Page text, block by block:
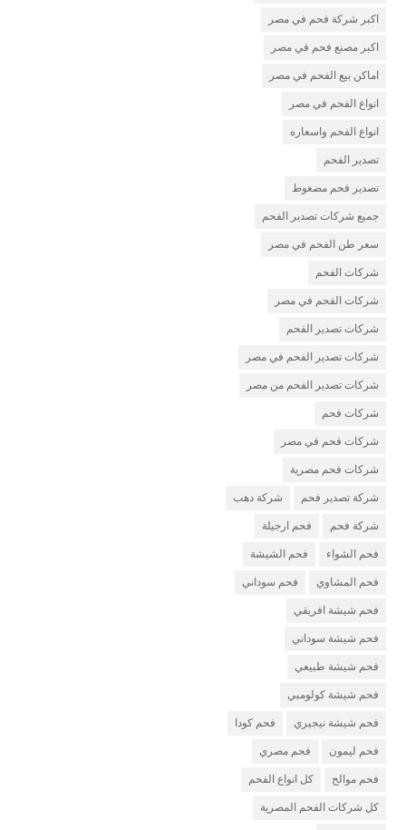
اكبر شركة فحم في مصر
اكبر مصنع فحم في مصر
اماكن بيع الفحم في مصر
انواع الفحم في مصر
انواع الفحم واسعاره
تصدير الفحم
تصدير فحم مضغوط
جميع شركات تصدير الفحم
سعر طن الفحم في مصر
شركات الفحم
شركات الفحم في مصر
شركات تصدير الفحم
شركات تصدير الفحم في مصر
شركات تصدير الفحم من مصر
شركات فحم
شركات فحم في مصر
شركات فحم مصرية
شركة تصدير فحم شركة دهب
شركة فحم فحم ارجيلة
فحم الشواء فحم الشيشة
فحم المشاوي فحم سوداني
فحم شيشة افريقي
فحم شيشة سوداني
فحم شيشة طبيعي
فحم شيشة كولومبي
فحم شيشة نيجيري فحم كودا
فحم ليمون فحم مصري
فحم موالح كل انواع الفحم
كل شركات الفحم المصرية